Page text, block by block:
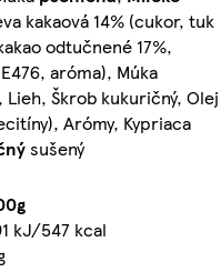
kakaová 14% (cukor, tuk
odtučnené 17%,
aróma), Múka
Škrob kukuričný, Olej
Arómy, Kypriaca
sušený
kJ/547 kcal